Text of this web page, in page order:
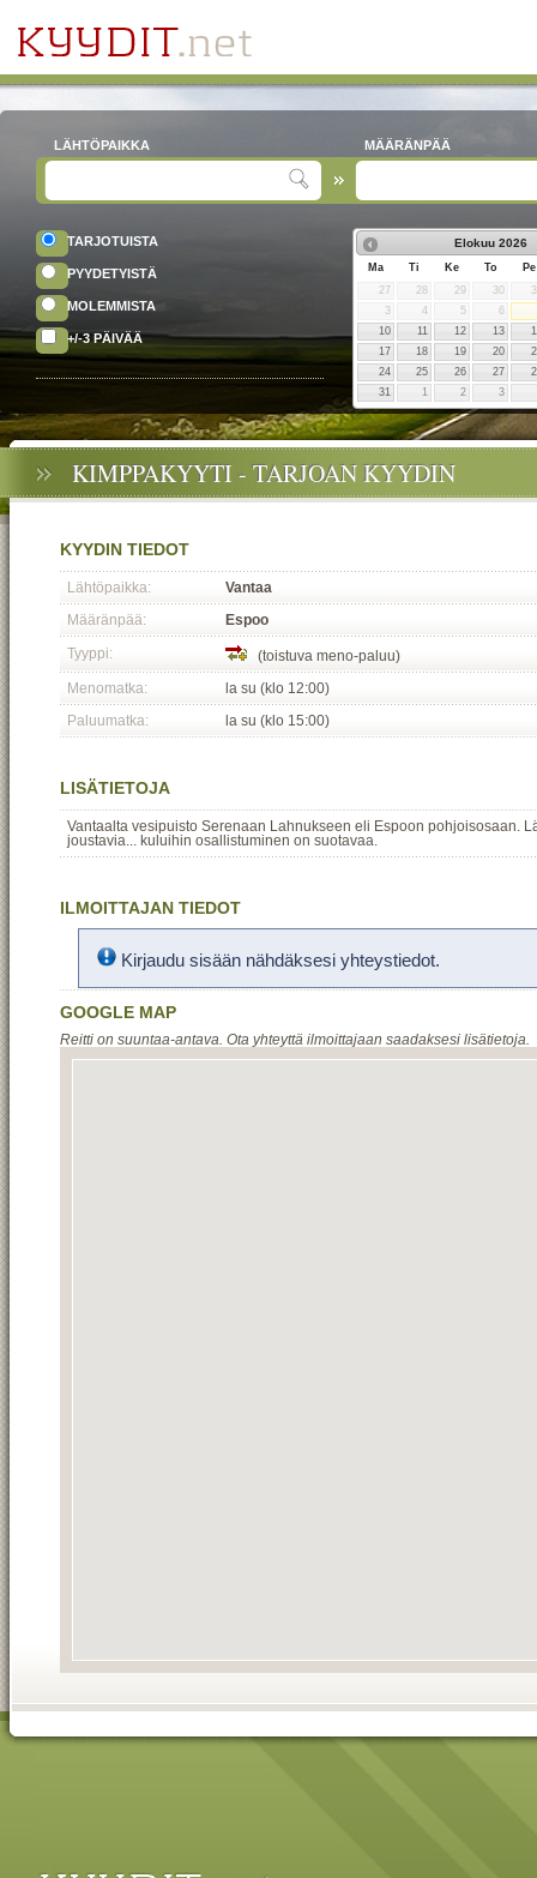
LÄHTÖPAIKKA MÄÄRÄNPÄÄ
TARJOTUISTA
PYYDETYISTÄ
MOLEMMISTA
+/-3 PÄIVÄÄ
Elokuu 2026
Ma Ti Ke To
Pe
27
28 29 30
3
4 5
6
10
11 12 13
17
18 19 20
24
25 26 27
31
1 2 3
KIMPPAKYYTI - TARJOAN KYYDIN
KYYDIN TIEDOT
Lähtöpaikka:
Vantaa
Määränpää:
Espoo
Tyyppi:
(toistuva meno-paluu)
Menomatka:
la su (klo 12:00)
Paluumatka:
la su (klo 15:00)
LISÄTIETOJA
Vantaalta vesipuisto Serenaan Lahnukseen eli Espoon pohjoisosaan.
joustavia... kuluihin osallistuminen on suotavaa.
ILMOITTAJAN TIEDOT
Kirjaudu sisään nähdäksesi yhteystiedot.
GOOGLE MAP
Reitti on suuntaa-antava. Ota yhteyttä ilmoittajaan saadaksesi lisätietoja.